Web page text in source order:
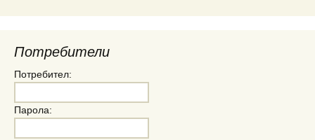
Потребители
Потребител:
Парола: